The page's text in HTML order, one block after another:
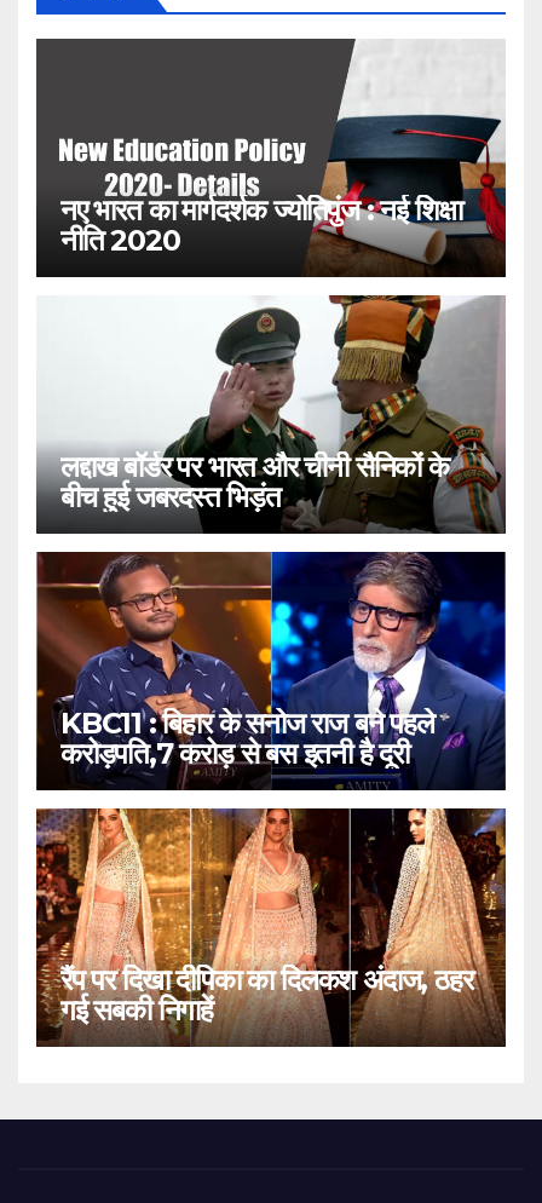
नए भारत का मार्गदर्शक ज्योतिपुंज : नई शिक्षा
नीति 2020
लद्दाख बॉर्डर पर भारत और चीनी सैनिकों के
बीच हुई जबरदस्त भिड़ंत
KBC11 : बिहार के सनोज राज बने पहले
करोड़पति,7 करोड़ से बस इतनी है दूरी
रैंप पर दिखा दीपिका का दिलकश अंदाज, ठहर
गई सबकी निगाहें